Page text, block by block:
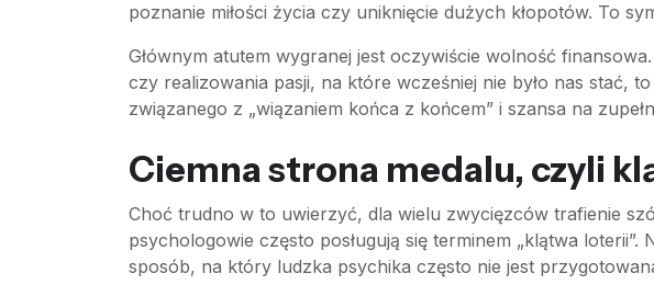
poznanie miłości życia czy uniknięcie dużych kłopotów. To
Głównym atutem wygranej jest oczywiście wolność
czy realizowania pasji, na które wcześniej nie było nas stać,
związanego z „wiązaniem końca z końcem” i szansa na
Ciemna strona medalu, czyli
Choć trudno w to uwierzyć, dla wielu zwycięzców trafienie
psychologowie często posługują się terminem „klątwa
sposób, na który ludzka psychika często nie jest